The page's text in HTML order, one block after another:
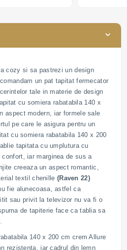
cozy si sa pastrezi un design
un pat tapitat fermecator
tale in materie de design
cu somiera rabatabila 140 x
aspect modern, iar formele sale
pe care le asigura pentru un
cu somiera rabatabila 140 x 200
tapitata cu umplutura cu
iar marginea de sus a
creeaza un aspect romantic,
textil chenille (Raven 22)
fie alunecoasa, astfel ca
sau privit la televizor nu va fi o
de tapiterie face ca tablia sa
140 x 200 cm crem Allure
rezistenta, iar cadrul din lemn